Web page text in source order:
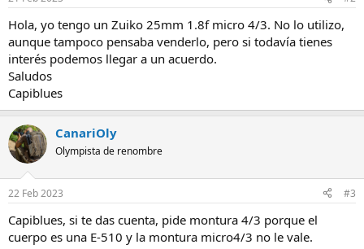
Hola, yo tengo un Zuiko 25mm 1.8f micro 4/3. No lo utilizo,
aunque tampoco pensaba venderlo, pero si todavía tienes
interés podemos llegar a un acuerdo.
Saludos
Capiblues
CanariOly
Olympista de renombre
22 Feb 2023 #3
Capiblues, si te das cuenta, pide montura 4/3 porque el
cuerpo es una E-510 y la montura micro4/3 no le vale.